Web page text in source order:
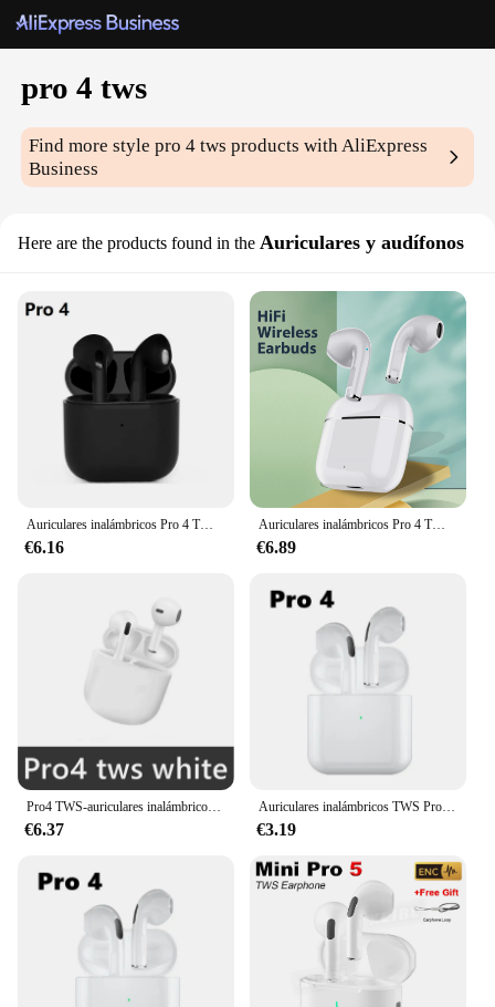
pro 4 tws
Find more stylepro 4 tws products with AliExpress
Business
Here are the products found in the Auriculares y audífonos
Auriculares inalámbricos Pro 4 TWS, cascos impermeables con micrófono, compatibles con Bluetooth 5,3, para Xiaomi, iPhone Pro4
€6.16
Auriculares inalámbricos Pro 4 TWS, cascos impermeables con micrófono, compatibles con Bluetooth 5,0, para Xiaomi, iPhone Pro4
€6.89
Pro4 TWS-auriculares inalámbricos por Bluetooth, intrauditivos 9D estéreo, HiFi, manos libres con micrófono para Xiaomi y iPhone
€6.37
Auriculares inalámbricos TWS Pro 4, originales, compatibles con Bluetooth 5,0, auriculares con micrófono para impermeables Xiaomi y iPhone
€3.19